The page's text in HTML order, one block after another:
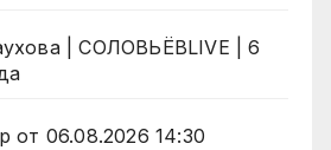
| СОЛОВЬЁВLIVE | 6
от 06.08.2026 14:30